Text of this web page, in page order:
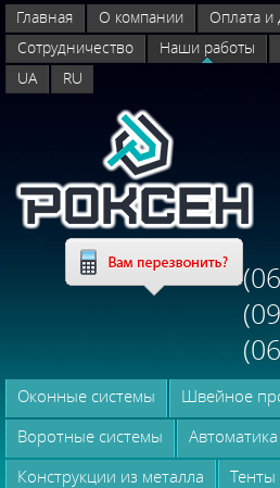
Главная О компании
Оплата и
Сотрудничество
Наши работы
UA
RU
Оконные системы
Швейное
Воротные системы
Автоматика
Конструкции из металла
Тенты